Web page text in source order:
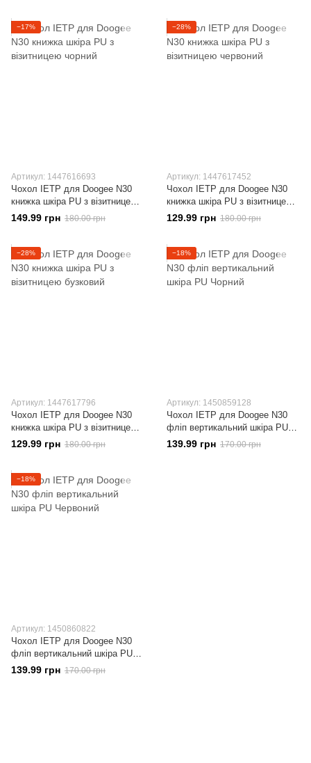
−17%
Артикул: 1447616693
Чохол IETP для Doogee N30
книжка шкіра PU з візитницею
чорний
149.99 грн 180.00 грн
−28%
Артикул: 1447617452
Чохол IETP для Doogee N30
книжка шкіра PU з візитницею
червоний
129.99 грн 180.00 грн
−28%
Артикул: 1447617796
Чохол IETP для Doogee N30
книжка шкіра PU з візитницею
бузковий
129.99 грн 180.00 грн
−18%
Артикул: 1450859128
Чохол IETP для Doogee N30
фліп вертикальний шкіра PU
Чорний
139.99 грн 170.00 грн
−18%
Артикул: 1450860822
Чохол IETP для Doogee N30
фліп вертикальний шкіра PU
Червоний
139.99 грн 170.00 грн